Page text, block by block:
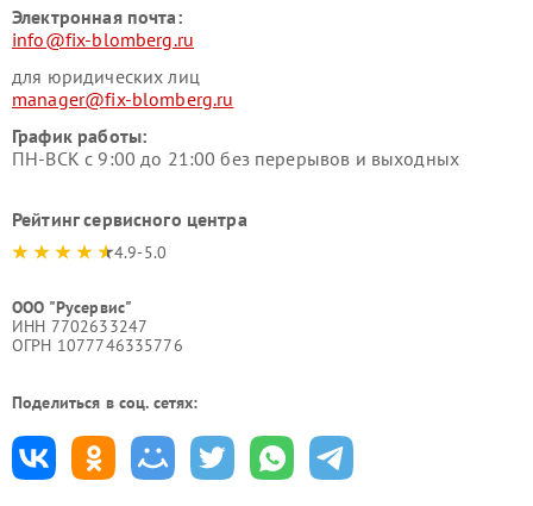
Электронная почта:
info@fix-blomberg.ru
для юридических лиц
manager@fix-blomberg.ru
График работы:
ПН-ВСК с 9:00 до 21:00 без перерывов и выходных
Рейтинг сервисного центра
4.9-5.0
ООО "Русервис"
ИНН 7702633247
ОГРН 1077746335776
Поделиться в соц. сетях: